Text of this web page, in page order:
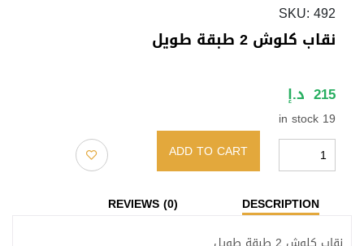
SKU:492
نقاب كلوش 2 طبقة طويل
د.إ 215
19 in stock
نقاب
كلوش
طبقة
ADD TO CART
DESCRIPTION
REVIEWS (0)